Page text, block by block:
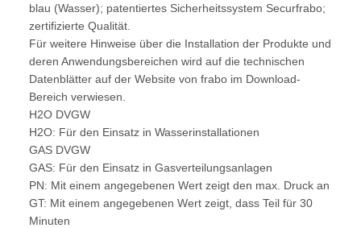
blau (Wasser); patentiertes Sicherheitssystem Securfrabo;
zertifizierte Qualität.
Für weitere Hinweise über die Installation der Produkte und
deren Anwendungsbereichen wird auf die technischen
Datenblätter auf der Website von frabo im Download-
Bereich verwiesen.
H2O DVGW
H2O: Für den Einsatz in Wasserinstallationen
GAS DVGW
GAS: Für den Einsatz in Gasverteilungsanlagen
PN: Mit einem angegebenen Wert zeigt den max. Druck an
GT: Mit einem angegebenen Wert zeigt, dass Teil für 30
Minuten